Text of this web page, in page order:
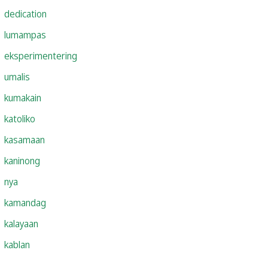
dedication
lumampas
eksperimentering
umalis
kumakain
katoliko
kasamaan
kaninong
nya
kamandag
kalayaan
kablan